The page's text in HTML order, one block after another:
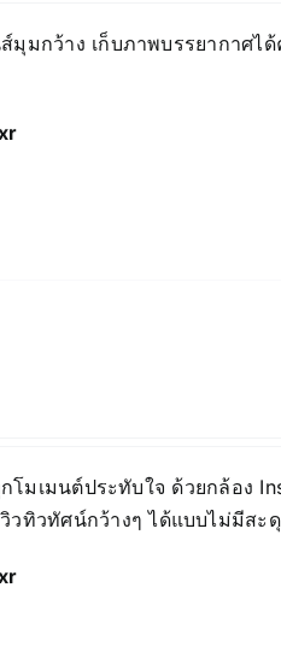
มุมกว้าง เก็บภาพบรรยากาศไ
มเมนต์ประทับใจ ด้วยกล้อง
วทิวทัศน์กว้างๆ ได้แบบไม่มีสะ